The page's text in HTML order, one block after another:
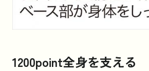
1200point全身を支える